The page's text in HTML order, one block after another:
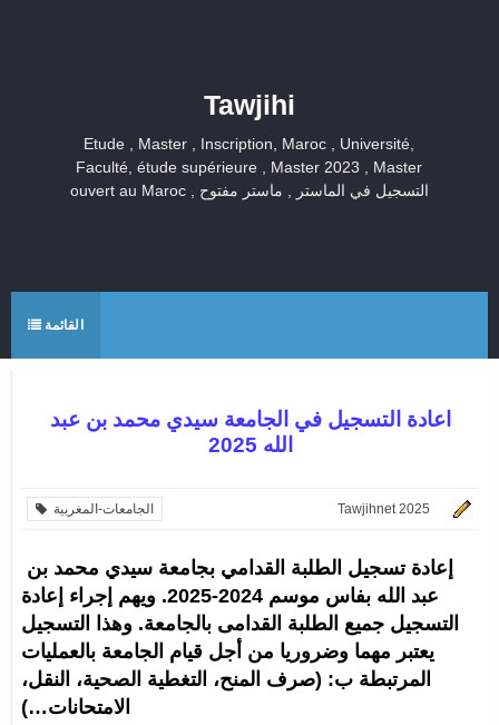
Tawjihi
Etude , Master , Inscription, Maroc , Université,
Faculté, étude supérieure , Master 2023 , Master
ouvert au Maroc , التسجيل في الماستر , ماستر مفتوح
القائمة
اعادة التسجيل في الجامعة سيدي محمد بن عبد
الله 2025
Tawjihnet 2025 الجامعات-المغربية
إعادة تسجيل الطلبة القدامي بجامعة سيدي محمد بن
عبد الله بفاس موسم 2024-2025. ويهم إجراء إعادة
التسجيل جميع الطلبة القدامى بالجامعة. وهذا التسجيل
يعتبر مهما وضروريا من أجل قيام الجامعة بالعمليات
المرتبطة ب: (صرف المنح، التغطية الصحية، النقل،
الامتحانات…)